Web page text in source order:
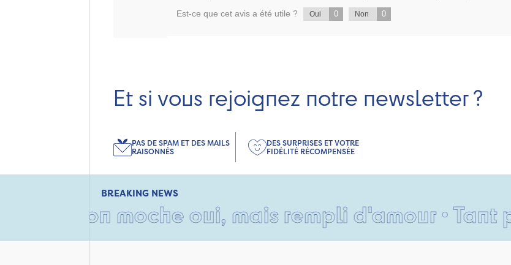
Est-ce que cet avis a été utile ? Oui 0 Non 0
Et si vous rejoignez notre newsletter ?
PAS DE SPAM ET DES MAILS
RAISONNÉS
DES SURPRISES ET VOTRE
FIDÉLITÉ RÉCOMPENSÉE
BREAKING NEWS
moche oui, mais rempli d'amour • Tant pis